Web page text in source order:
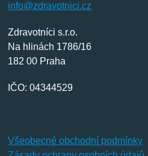
info@zdravotnici.cz
Zdravotníci s.r.o.
Na hlinách 1786/16
182 00 Praha
IČO: 04344529
Všeobecné obchodní podmínky